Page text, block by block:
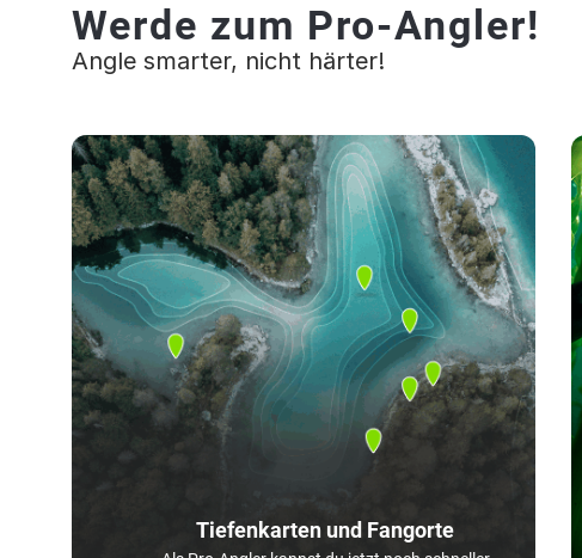
Werde zum Pro-Angler!
Angle smarter, nicht härter!
Tiefenkarten und Fangorte